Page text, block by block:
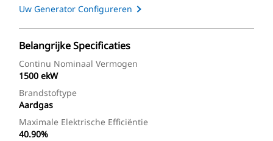
Uw Generator Configureren
Belangrijke Specificaties
Continu Nominaal Vermogen
1500 ekW
Brandstoftype
Aardgas
Maximale Elektrische Efficiëntie
40.90%